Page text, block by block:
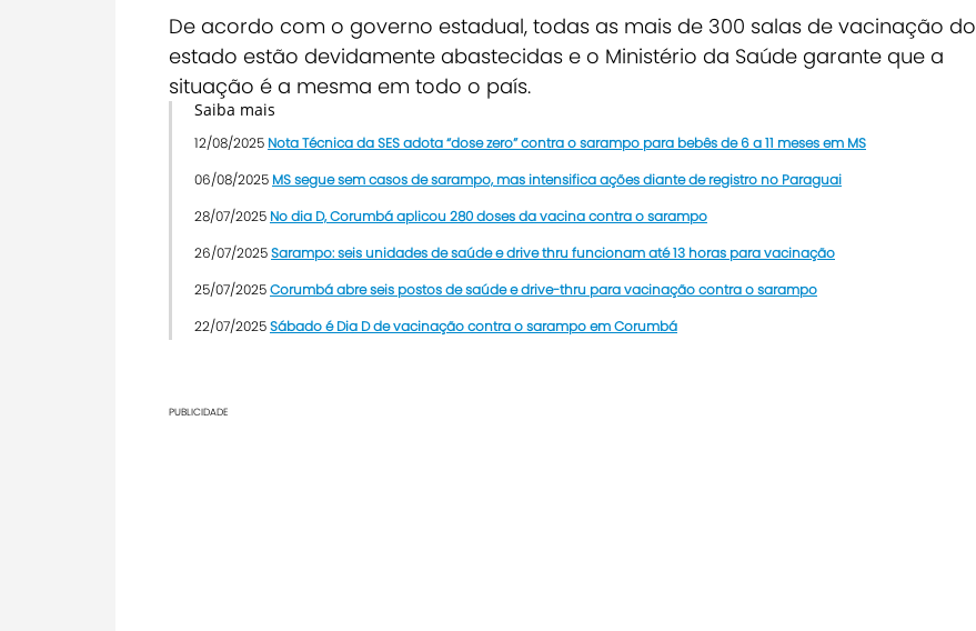
De acordo com o governo estadual, todas as mais de 300 salas de vacinação do
estado estão devidamente abastecidas e o Ministério da Saúde garante que a
situação é a mesma em todo o país.
Saiba mais
12/08/2025 Nota Técnica da SES adota “dose zero” contra o sarampo para bebês de 6 a 11 meses em MS
06/08/2025 MS segue sem casos de sarampo, mas intensifica ações diante de registro no Paraguai
28/07/2025 No dia D, Corumbá aplicou 280 doses da vacina contra o sarampo
26/07/2025Sarampo: seis unidades de saúde e drive thru funcionam até 13 horas para vacinação
25/07/2025Corumbá abre seis postos de saúde e drive-thru para vacinação contra o sarampo
22/07/2025Sábado é Dia D de vacinação contra o sarampo em Corumbá
PUBLICIDADE